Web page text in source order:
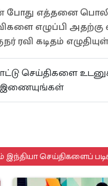
போது எத்தனை
எழுப்பி அதற்கு
ரவி கடிதம்
செய்திகளை
இந்தியா செய்திகளைப்